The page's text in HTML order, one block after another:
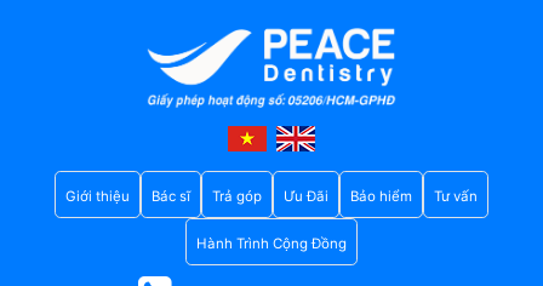
Giới thiệu Bác sĩ Trả góp Ưu Đãi Bảo hiểm Tư vấn
Hành Trình Cộng Đồng